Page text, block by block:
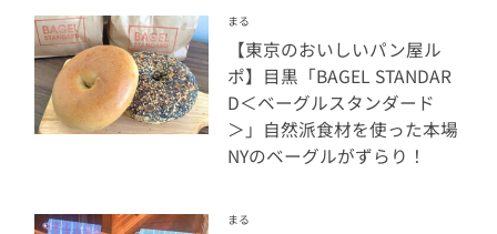
まる
【東京のおいしいパン屋ル
ポ】目黒「BAGEL STANDAR
D＜ベーグルスタンダード
＞」自然派食材を使った本場
NYのベーグルがずらり！
まる